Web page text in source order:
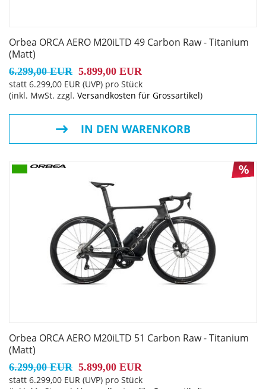
Schaltwerk hinten: Shimano Ultegra Di2 R8150
Kurbelsatz: Shimano Ultegra R8100 36x52t
Kassette: Shimano Ultegra R8100 11-30t 12-Speed
Kette: Shimano M8100
Steuersatz: FSA 1-1/2" Integrated Aluminium Cup
Lenker: OC Road Aero RA11 Carbon, Reach 80, Drop 125
Lenkervorbau: OC Road Performance RP10, -8º
Sattel: Prologo Scratch-M5 Pas T2.0 size 140mm
Räder: Oquo Road Performance RP45TEAM
Orbea ORCA AERO M20iLTD 49 Carbon Raw - Titanium
(Matt)
6.299,00 EUR 5.899,00 EUR
statt 6.299,00 EUR (UVP) pro Stück
(inkl. MwSt. zzgl. Versandkosten für Grossartikel)
IN DEN WARENKORB
Orbea ORCA AERO M20iLTD 51 Carbon Raw - Titanium
(Matt)
6.299,00 EUR 5.899,00 EUR
statt 6.299,00 EUR (UVP) pro Stück